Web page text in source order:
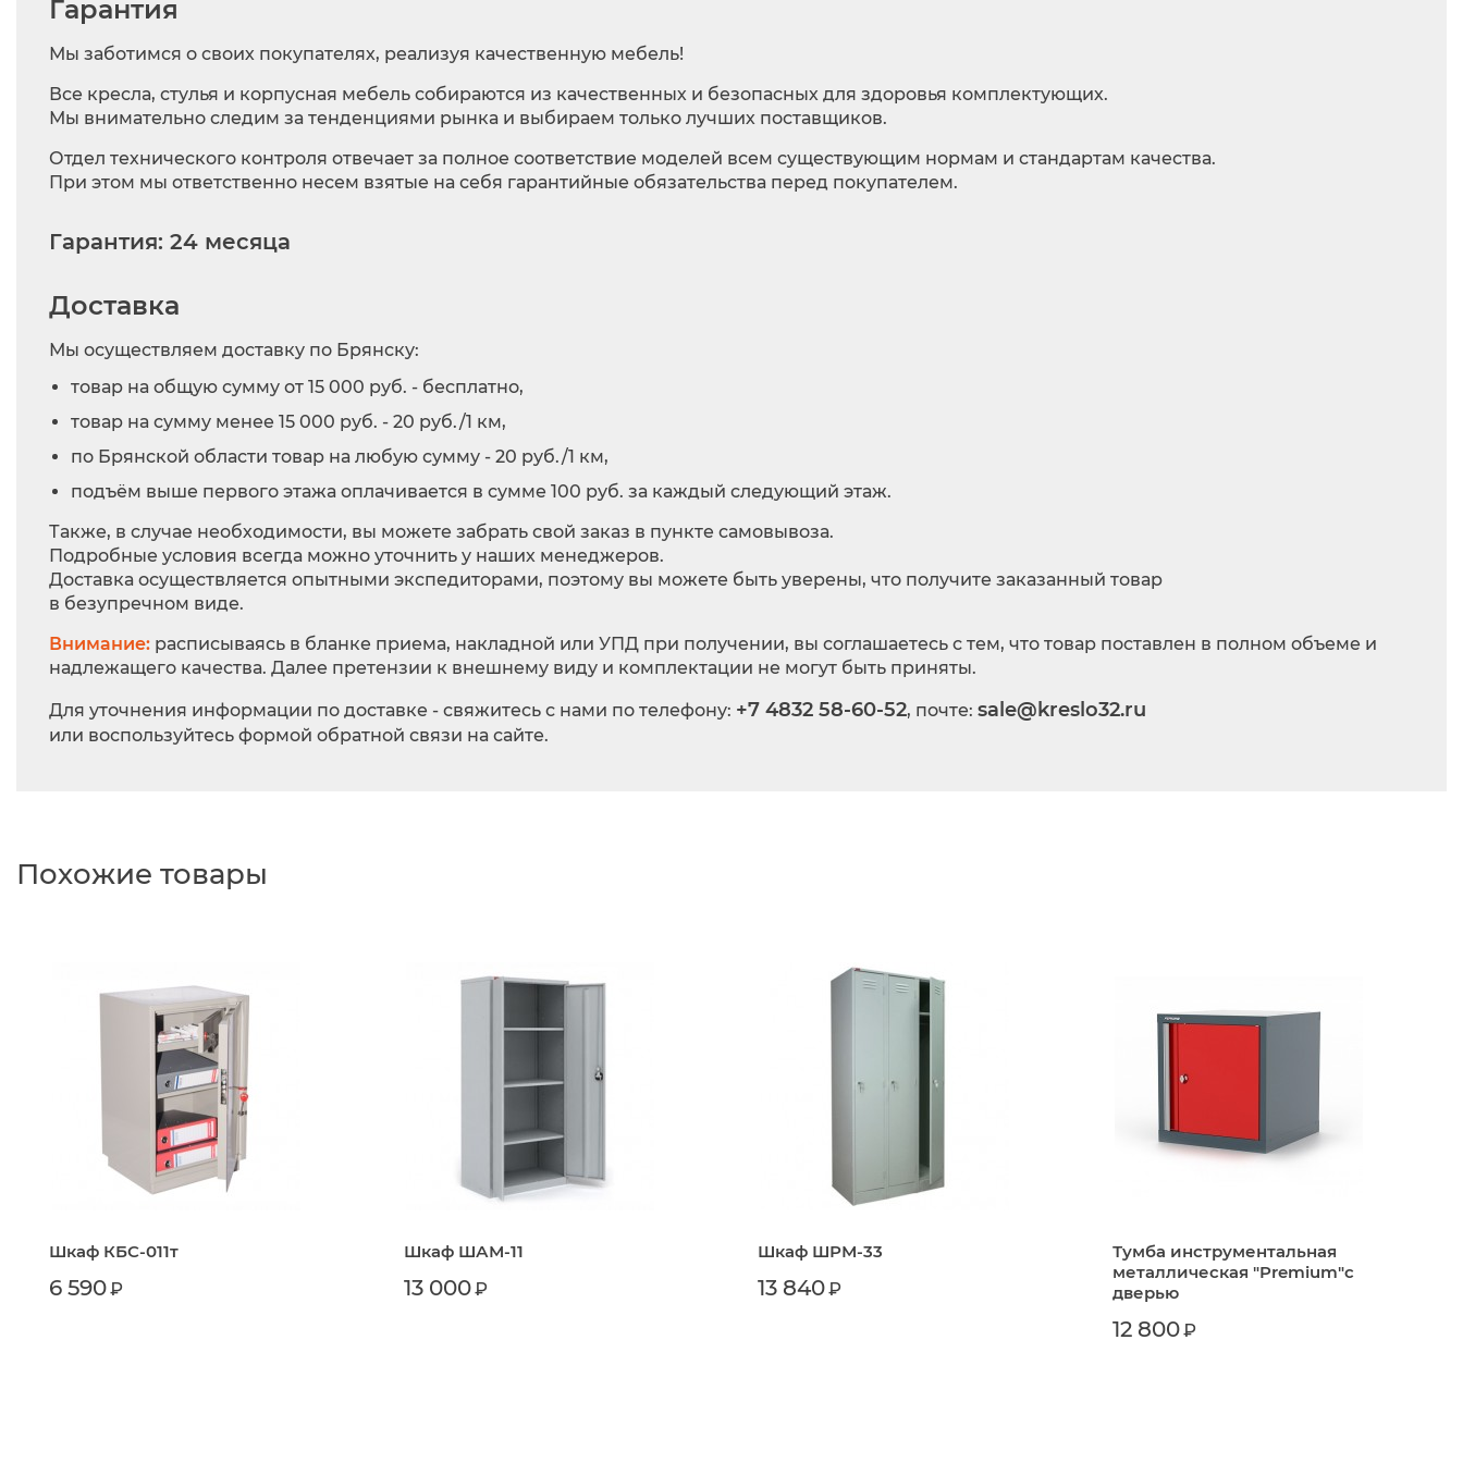
Гарантия
Мы заботимся о своих покупателях, реализуя качественную мебель!
Все кресла, стулья и корпусная мебель собираются из качественных и безопасных для здоровья комплектующих.
Мы внимательно следим за тенденциями рынка и выбираем только лучших поставщиков.
Отдел технического контроля отвечает за полное соответствие моделей всем существующим нормам и стандартам качества.
При этом мы ответственно несем взятые на себя гарантийные обязательства перед покупателем.
Гарантия: 24 месяца
Доставка
Мы осуществляем доставку по Брянску:
товар на общую сумму от 15 000 руб. - бесплатно,
товар на сумму менее 15 000 руб. - 20 руб./1 км,
по Брянской области товар на любую сумму - 20 руб./1 км,
подъём выше первого этажа оплачивается в сумме 100 руб. за каждый следующий этаж.
Также, в случае необходимости, вы можете забрать свой заказ в пункте самовывоза.
Подробные условия всегда можно уточнить у наших менеджеров.
Доставка осуществляется опытными экспедиторами, поэтому вы можете быть уверены, что получите заказанный товар
в безупречном виде.
Внимание: расписываясь в бланке приема, накладной или УПД при получении, вы соглашаетесь с тем, что товар поставлен в полном объеме и
надлежащего качества. Далее претензии к внешнему виду и комплектации не могут быть приняты.
Для уточнения информации по доставке - свяжитесь с нами по телефону: +7 4832 58-60-52, почте: sale@kreslo32.ru
или воспользуйтесь формой обратной связи на сайте.
Похожие товары
Шкаф КБС-011т
6 590₽
Шкаф ШАМ-11
13 000₽
Шкаф ШРМ-33
13 840₽
Тумба инструментальная
металлическая "Premium"с
дверью
12 800₽